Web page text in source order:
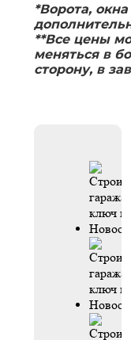
*Ворота,
**Все цены
меняться в
сторону, в